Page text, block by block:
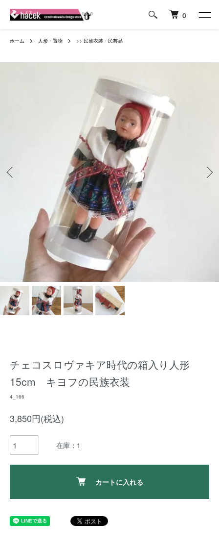
0
ホーム 人形・置物 >> 民族衣装・民芸品
チェコスロヴァキア時代の箱入り人形
15cm キヨフの民族衣装
4_166
3,850円(税込)
在庫：1
カートに入れる